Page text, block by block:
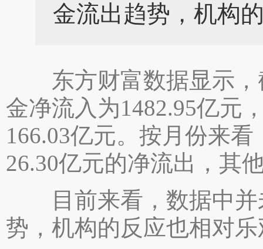
金流出趋势，机构
东方财富数据显示，
金净流入为1482.95亿元
166.03亿元。按月份来
26.30亿元的净流出，其
目前来看，数据中并
势，机构的反应也相对